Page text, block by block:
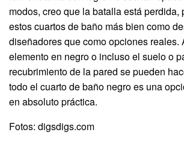
modos, creo que la batalla está perdida,
estos cuartos de baño más bien como
diseñadores que como opciones reales.
elemento en negro o incluso el suelo o
recubrimiento de la pared se pueden
todo el cuarto de baño negro es una
en absoluto práctica.
Fotos: digsdigs.com